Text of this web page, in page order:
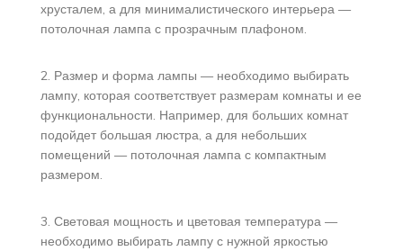
хрусталем, а для минималистического интерьера —
потолочная лампа с прозрачным плафоном.
2. Размер и форма лампы — необходимо выбирать
лампу, которая соответствует размерам комнаты и ее
функциональности. Например, для больших комнат
подойдет большая люстра, а для небольших
помещений — потолочная лампа с компактным
размером.
3. Световая мощность и цветовая температура —
необходимо выбирать лампу с нужной яркостью